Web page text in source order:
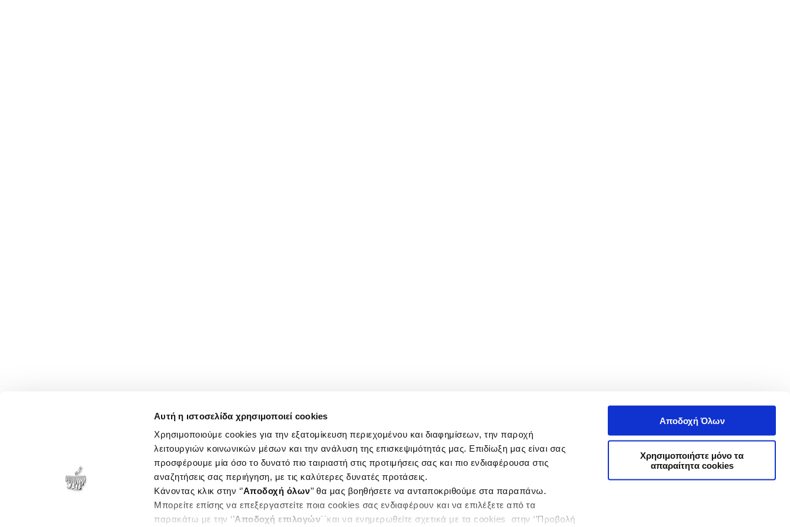
Αυτή η ιστοσελίδα χρησιμοποιεί cookies
Χρησιμοποιούμε cookies για την εξατομίκευση περιεχομένου και διαφημίσεων, την παροχή
λειτουργιών κοινωνικών μέσων και την ανάλυση της επισκεψιμότητάς μας. Επιδίωξη μας είναι σας
προσφέρουμε μία όσο το δυνατό πιο ταιριαστή στις προτιμήσεις σας και πιο ενδιαφέρουσα στις
αναζητήσεις σας περιήγηση, με τις καλύτερες δυνατές προτάσεις.
Κάνοντας κλικ στην ‘’Αποδοχή όλων’’ θα μας βοηθήσετε να ανταποκριθούμε στα παραπάνω.
Μπορείτε επίσης να επεξεργαστείτε ποια cookies σας ενδιαφέρουν και να επιλέξετε από τα
παρακάτω με την ‘’Αποδοχή επιλογών΄΄και να ενημερωθείτε σχετικά με τα cookies στην ‘’Προβολή
Αποδοχή Όλων
Χρησιμοποιήστε μόνο τα
απαραίτητα cookies